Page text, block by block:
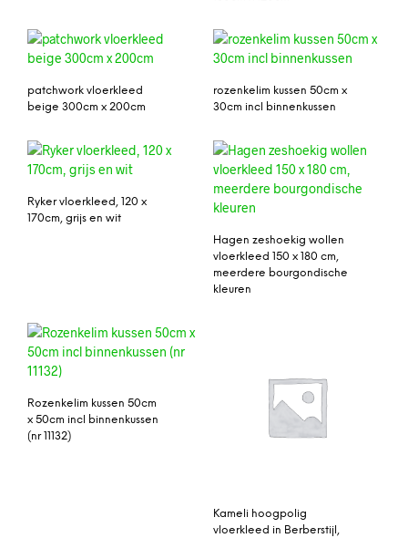
patchwork vloerkleed
beige 300cm x 200cm
rozenkelim kussen 50cm x
30cm incl binnenkussen
Ryker vloerkleed, 120 x
170cm, grijs en wit
Hagen zeshoekig wollen
vloerkleed 150 x 180 cm,
meerdere bourgondische
kleuren
Rozenkelim kussen 50cm
x 50cm incl binnenkussen
(nr 11132)
Kameli hoogpolig
vloerkleed in Berberstijl,